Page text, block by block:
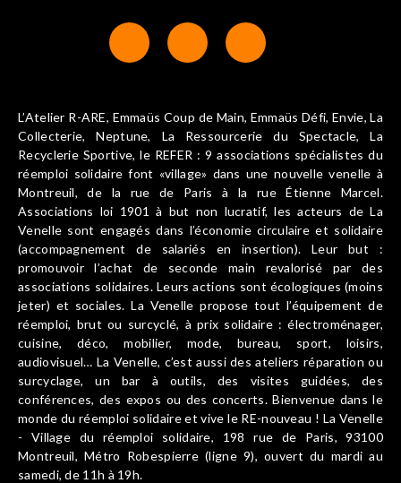
L’Atelier R-ARE, Emmaüs Coup de Main, Emmaüs Défi, Envie, La
Collecterie, Neptune, La Ressourcerie du Spectacle, La
Recyclerie Sportive, le REFER : 9 associations spécialistes du
réemploi solidaire font «village» dans une nouvelle venelle à
Montreuil, de la rue de Paris à la rue Étienne Marcel.
Associations loi 1901 à but non lucratif, les acteurs de La
Venelle sont engagés dans l’économie circulaire et solidaire
(accompagnement de salariés en insertion). Leur but :
promouvoir l’achat de seconde main revalorisé par des
associations solidaires. Leurs actions sont écologiques (moins
jeter) et sociales. La Venelle propose tout l’équipement de
réemploi, brut ou surcyclé, à prix solidaire : électroménager,
cuisine, déco, mobilier, mode, bureau, sport, loisirs,
audiovisuel… La Venelle, c’est aussi des ateliers réparation ou
surcyclage, un bar à outils, des visites guidées, des
conférences, des expos ou des concerts. Bienvenue dans le
monde du réemploi solidaire et vive le RE-nouveau ! La Venelle
- Village du réemploi solidaire, 198 rue de Paris, 93100
Montreuil, Métro Robespierre (ligne 9), ouvert du mardi au
samedi, de 11h à 19h.